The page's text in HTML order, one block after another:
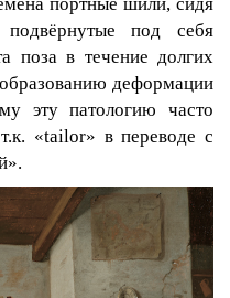
под себя
поза в течение долгих
деформации
эту патологию часто
«tailor» в переводе с